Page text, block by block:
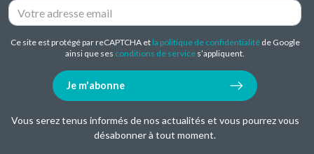
Ce site est protégé par reCAPTCHA et la politique de confidentialitéde Google
ainsi que ses conditions de service s’appliquent.
Je m'abonne
Vous serez tenus informés de nos actualités et vous pourrez vous
désabonner à tout moment.